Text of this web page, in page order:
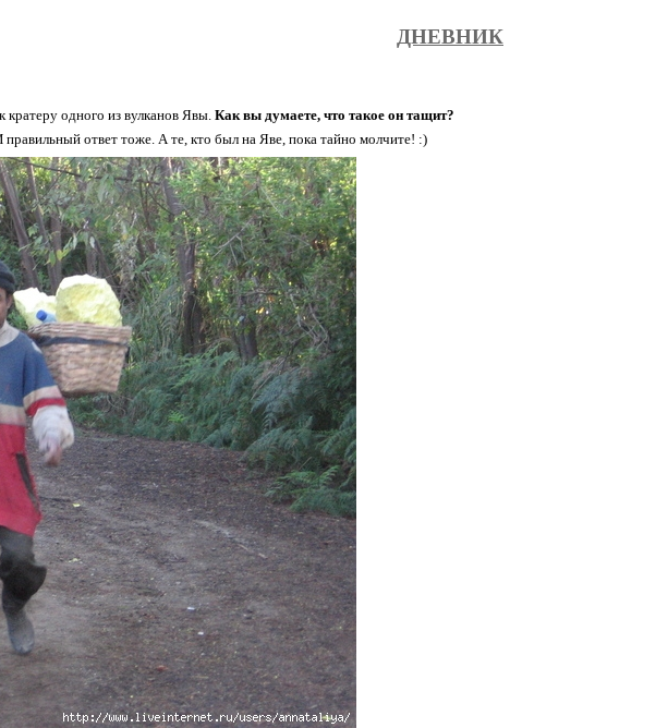
ДНЕВНИК
кратеру одного из вулканов Явы. Как вы думаете, что такое он тащит?
ответ тоже. А те, кто был на Яве, пока тайно молчите! :)